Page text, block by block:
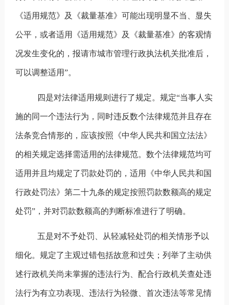
《适用规范》及《裁量基准》可能出现明显不当、显失
公平，或者适用《适用规范》及《裁量基准》的客观情
况发生变化的，报请市城市管理行政执法机关批准后，
可以调整适用”。
四是对法律适用规则进行了规定。规定“当事人实
施的同一个违法行为，同时违反数个法律规范并且存在
法条竞合情形的，应该按照《中华人民共和国立法法》
的相关规定选择需适用的法律规范。数个法律规范均可
适用并且均规定了罚款处罚的，适用《中华人民共和国
行政处罚法》第二十九条的规定按照罚款数额高的规定
处罚”，并对罚款数额高的判断标准进行了明确。
五是对不予处罚、从轻减轻处罚的相关情形予以
细化。规定了主观过错包括故意和过失；列举了主动供
述行政机关尚未掌握的违法行为、配合行政机关查处违
法行为有立功表现、违法行为轻微、首次违法等常见情